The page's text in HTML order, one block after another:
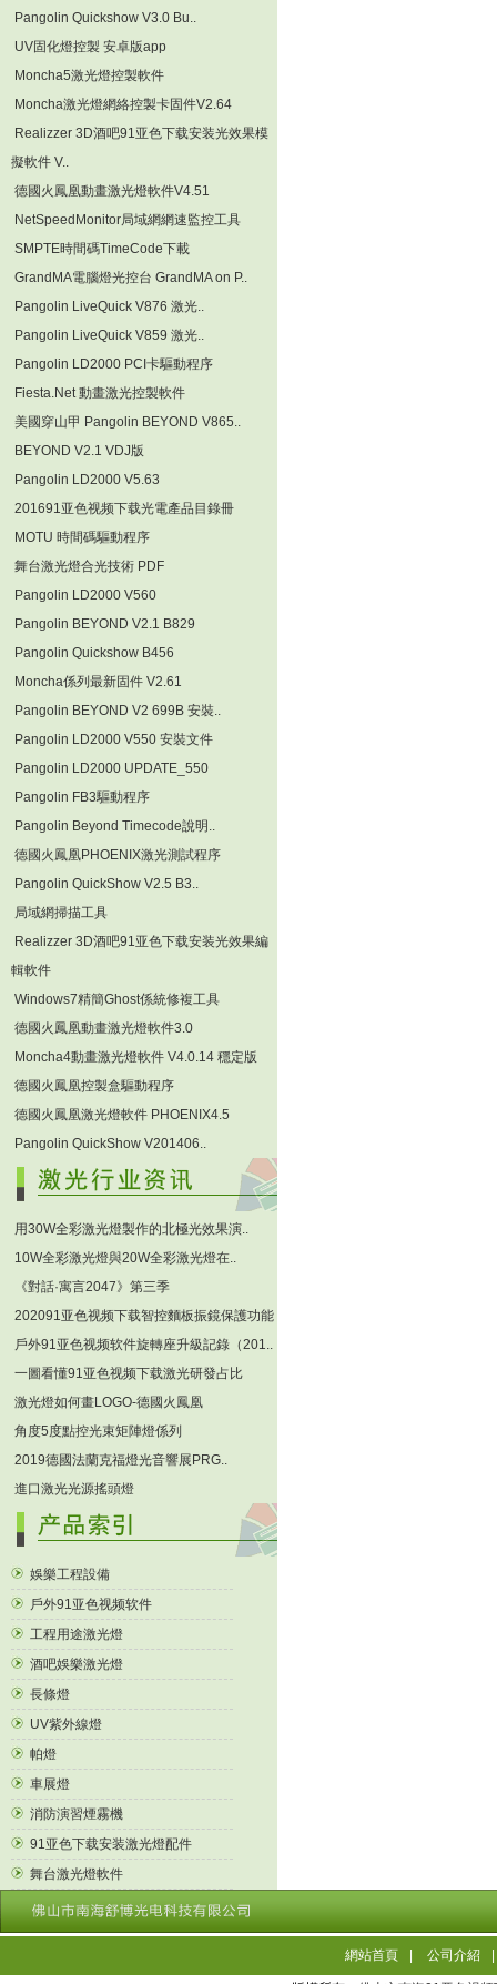
Pangolin Quickshow V3.0 Bu..
UV固化燈控製 安卓版app
Moncha5激光燈控製軟件
Moncha激光燈網絡控製卡固件V2.64
Realizzer 3D酒吧91亚色下载安装光效果模
擬軟件 V..
德國火鳳凰動畫激光燈軟件V4.51
NetSpeedMonitor局域網網速監控工具
SMPTE時間碼TimeCode下載
GrandMA電腦燈光控台 GrandMA on P..
Pangolin LiveQuick V876 激光..
Pangolin LiveQuick V859 激光..
Pangolin LD2000 PCI卡驅動程序
Fiesta.Net 動畫激光控製軟件
美國穿山甲 Pangolin BEYOND V865..
BEYOND V2.1 VDJ版
Pangolin LD2000 V5.63
201691亚色视频下载光電產品目錄冊
MOTU 時間碼驅動程序
舞台激光燈合光技術 PDF
Pangolin LD2000 V560
Pangolin BEYOND V2.1 B829
Pangolin Quickshow B456
Moncha係列最新固件 V2.61
Pangolin BEYOND V2 699B 安裝..
Pangolin LD2000 V550 安裝文件
Pangolin LD2000 UPDATE_550
Pangolin FB3驅動程序
Pangolin Beyond Timecode說明..
德國火鳳凰PHOENIX激光測試程序
Pangolin QuickShow V2.5 B3..
局域網掃描工具
Realizzer 3D酒吧91亚色下载安装光效果編
輯軟件
Windows7精簡Ghost係統修複工具
德國火鳳凰動畫激光燈軟件3.0
Moncha4動畫激光燈軟件 V4.0.14 穩定版
德國火鳳凰控製盒驅動程序
德國火鳳凰激光燈軟件 PHOENIX4.5
Pangolin QuickShow V201406..
用30W全彩激光燈製作的北極光效果演..
10W全彩激光燈與20W全彩激光燈在..
《對話·寓言2047》第三季
202091亚色视频下载智控麵板振鏡保護功能
戶外91亚色视频软件旋轉座升級記錄（201..
一圖看懂91亚色视频下载激光研發占比
激光燈如何畫LOGO-德國火鳳凰
角度5度點控光束矩陣燈係列
2019德國法蘭克福燈光音響展PRG..
進口激光光源搖頭燈
娛樂工程設備
戶外91亚色视频软件
工程用途激光燈
酒吧娛樂激光燈
長條燈
UV紫外線燈
帕燈
車展燈
消防演習煙霧機
91亚色下载安装激光燈配件
舞台激光燈軟件
網站首頁 公司介紹